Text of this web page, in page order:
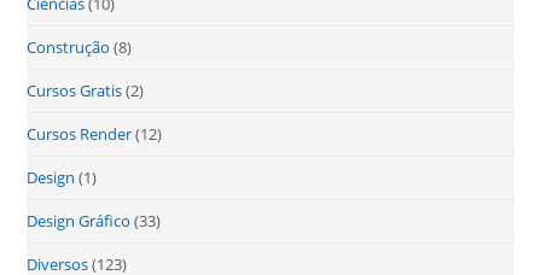
Construção (8)
Cursos Gratis(2)
Cursos Render(12)
Design (1)
Design Gráfico (33)
Diversos(123)